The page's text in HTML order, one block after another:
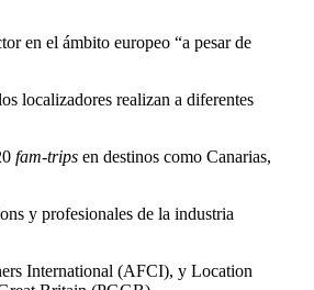
en el ámbito europeo “a pesar de
localizadores realizan a diferentes
fam-trips en destinos como Canarias,
y profesionales de la industria
International (AFCI), y Location